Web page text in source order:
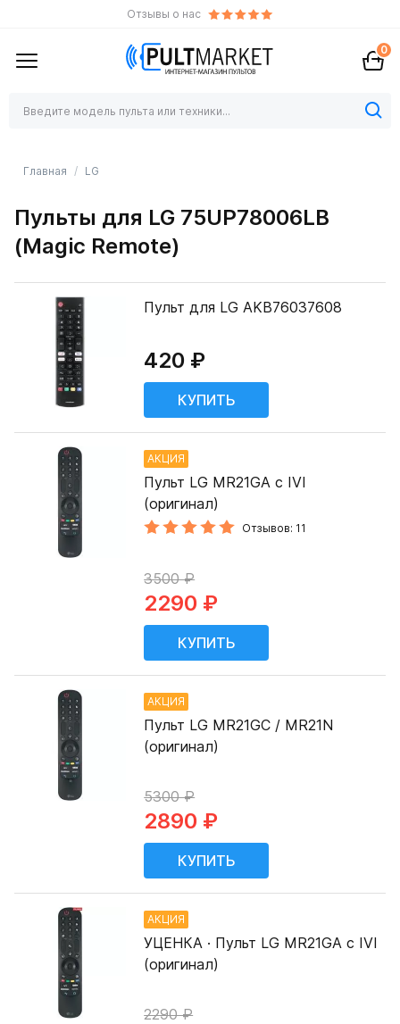
Отзывы о нас
0
Главная LG
Пульты для LG 75UP78006LB
(Magic Remote)
Пульт для LG AKB76037608
420 ₽
АКЦИЯ
Пульт LG MR21GA с IVI
(оригинал)
Отзывов: 11
3500 ₽
2290 ₽
АКЦИЯ
Пульт LG MR21GC / MR21N
(оригинал)
5300 ₽
2890 ₽
АКЦИЯ
УЦЕНКА · Пульт LG MR21GA с IVI
(оригинал)
2290 ₽